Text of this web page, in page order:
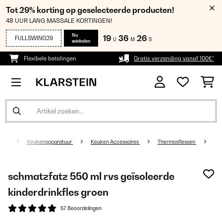
Tot 29% korting op geselecteerde producten!
48 UUR LANG MASSALE KORTINGEN!
FULLSWING29
Nu
winkelen
19 U 36 M 26 S
Flexibele betalingen Gratis verzending vanaf 100€*
Keukenapparatuur Keuken Accessoires Thermosflessen
schmatzfatz 550 ml rvs geïsoleerde
kinderdrinkfles groen
57 Beoordelingen